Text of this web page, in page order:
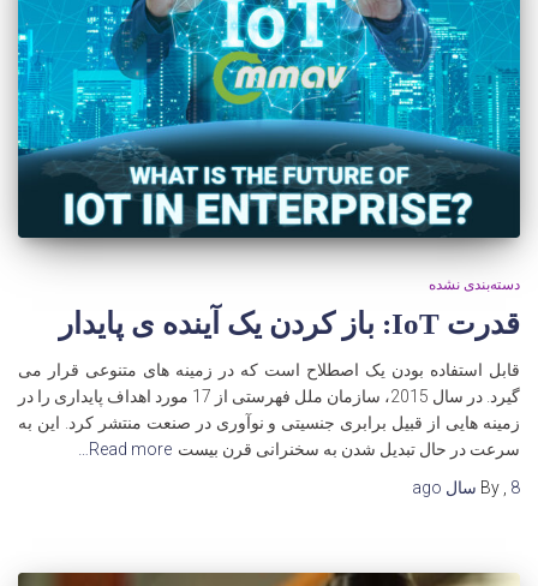
دسته‌بندی نشده
قدرت IoT: باز کردن یک آینده ی پایدار
قابل استفاده بودن یک اصطلاح است که در زمینه های متنوعی قرار می
گیرد. در سال 2015، سازمان ملل فهرستی از 17 مورد اهداف پایداری را در
زمینه هایی از قبیل برابری جنسیتی و نوآوری در صنعت منتشر کرد. این به
سرعت در حال تبدیل شدن به سخنرانی قرن بیست Read more…
By
8 سال